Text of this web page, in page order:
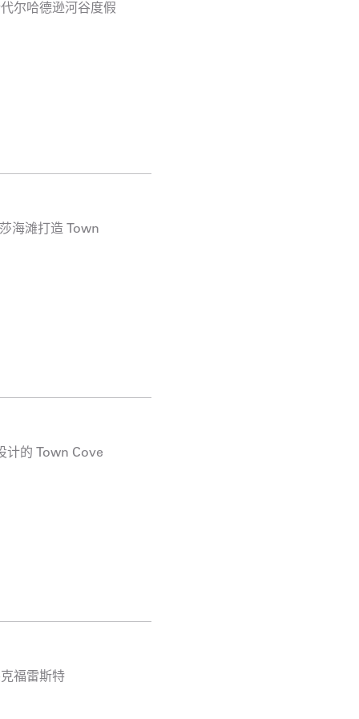
尔哈德逊河谷度假
海滩打造 Town
计的 Town Cove
福雷斯特